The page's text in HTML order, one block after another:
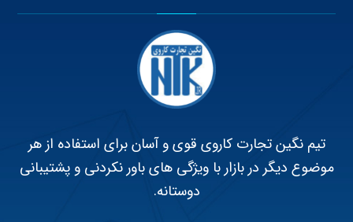
تیم نگین تجارت کاروی قوی و آسان برای استفاده از هر
موضوع دیگر در بازار با ویژگی های باور نکردنی و پشتیبانی
دوستانه.